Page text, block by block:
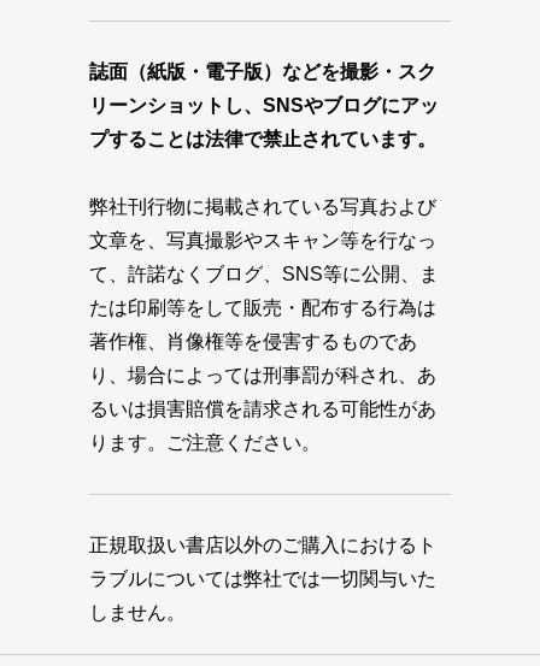
誌面（紙版・電子版）などを撮影・スク
リーンショットし、SNSやブログにアッ
プすることは法律で禁止されています。
弊社刊行物に掲載されている写真および
文章を、写真撮影やスキャン等を行なっ
て、許諾なくブログ、SNS等に公開、ま
たは印刷等をして販売・配布する行為は
著作権、肖像権等を侵害するものであ
り、場合によっては刑事罰が科され、あ
るいは損害賠償を請求される可能性があ
ります。ご注意ください。
正規取扱い書店以外のご購入におけるト
ラブルについては弊社では一切関与いた
しません。